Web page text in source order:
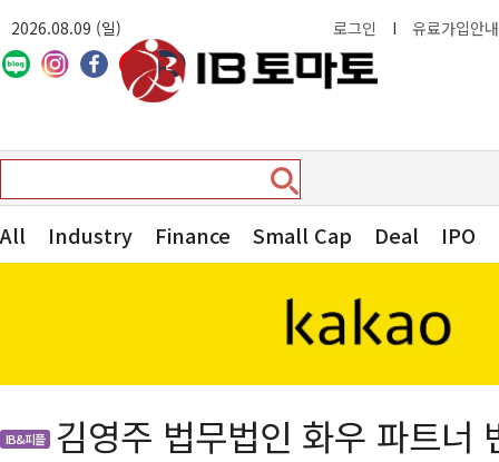
2026.08.09 (일) 로그인 I 유료가입안내
All Industry Finance Small Cap Deal IPO
IB&피플 김영주 법무법인 화우 파트너